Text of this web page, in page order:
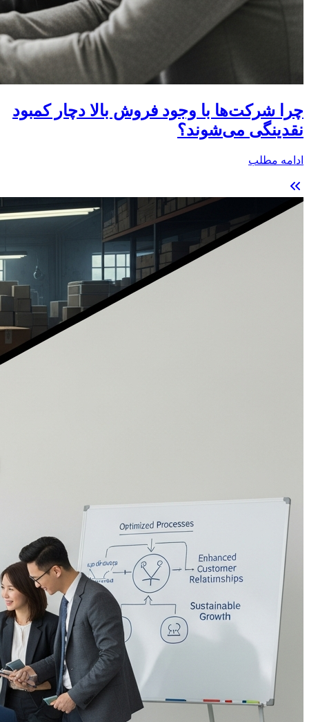
چرا شرکت‌ها با وجود فروش بالا دچار کمبود
نقدینگی می‌شوند؟
ادامه مطلب